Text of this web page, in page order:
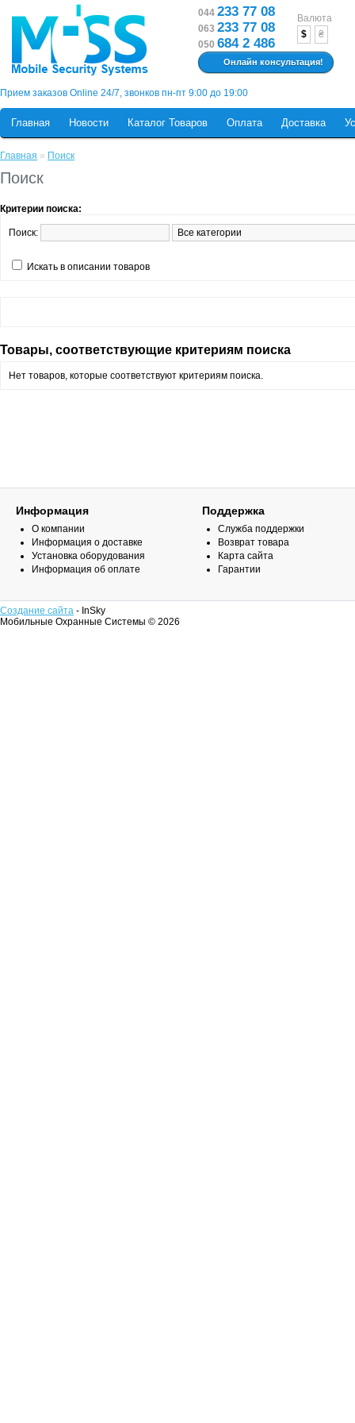
Прием заказов Online 24/7, звонков пн-пт 9:00 до 19:00
044 233 77 08
063 233 77 08
050 684 2 486
Онлайн консультация!
Валюта
$
₴
Главная Новости Каталог Товаров Оплата Доставка
Главная » Поиск
Поиск
Критерии поиска:
Поиск:
Искать в описании товаров
Товары, соответствующие критериям поиска
Нет товаров, которые соответствуют критериям поиска.
Информация
О компании
Информация о доставке
Установка оборудования
Информация об оплате
Поддержка
Служба поддержки
Возврат товара
Карта сайта
Гарантии
Создание сайта - InSky
Мобильные Охранные Системы © 2026